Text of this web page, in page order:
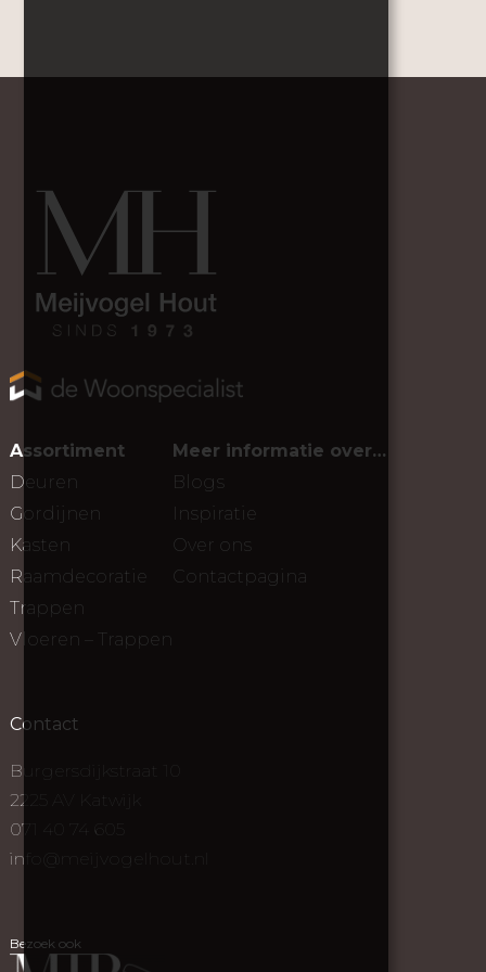
Assortiment
Deuren
Gordijnen
Kasten
Raamdecoratie
Trappen
Vloeren – Trappen
Meer informatie over…
Blogs
Inspiratie
Over ons
Contactpagina
Contact
Burgersdijkstraat 10
2225 AV Katwijk
071 40 74 605
info@meijvogelhout.nl
Bezoek ook